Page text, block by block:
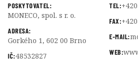
POSKYTOVATEL:
MONECO, spol. s r. o.
ADRESA:
Gorkého 1, 602 00 Brno
IČ:48532827
TEL:
FAX:
E-MAIL:
WEB: